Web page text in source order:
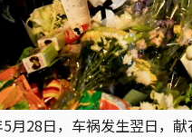
月28日，车祸发生翌日，献